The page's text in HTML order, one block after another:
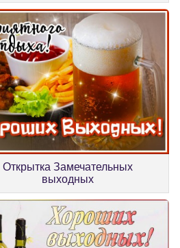
Открытка Замечательных
выходных